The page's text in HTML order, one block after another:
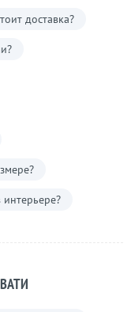
доставка?